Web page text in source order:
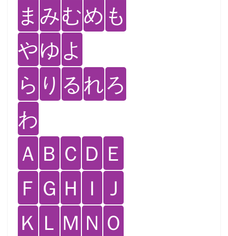
ま みむめ も
やゆ よ
ら り るれろ
わ
Ａ Ｂ Ｃ Ｄ Ｅ
Ｆ Ｇ Ｈ Ｉ Ｊ
Ｋ Ｌ Ｍ Ｎ Ｏ